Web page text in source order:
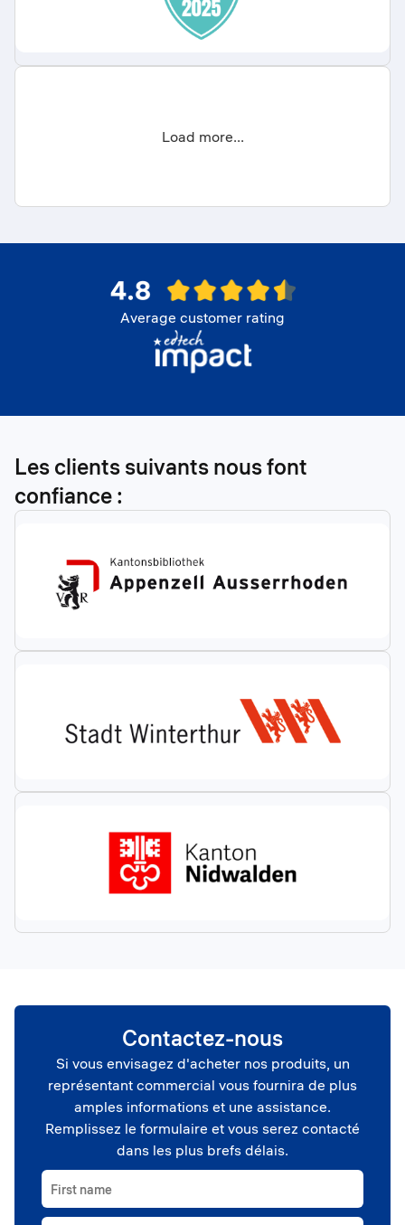
Load more...
Average customer rating
Les clients suivants nous font
confiance :
Contactez-nous
Si vous envisagez d'acheter nos produits, un
représentant commercial vous fournira de plus
amples informations et une assistance.
Remplissez le formulaire et vous serez contacté
dans les plus brefs délais.
First name